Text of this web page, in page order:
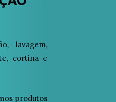
lavagem,
cortina e
produtos